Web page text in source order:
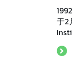
于2